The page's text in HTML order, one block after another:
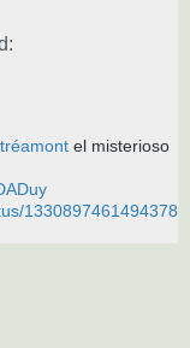
el misterioso
1330897461494378